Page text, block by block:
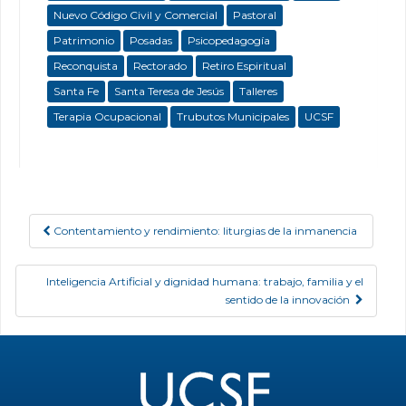
Nuevo Código Civil y Comercial
Pastoral
Patrimonio
Posadas
Psicopedagogía
Reconquista
Rectorado
Retiro Espiritual
Santa Fe
Santa Teresa de Jesús
Talleres
Terapia Ocupacional
Trubutos Municipales UCSF
Post navigation
Contentamiento y rendimiento: liturgias de la inmanencia
Inteligencia Artificial y dignidad humana: trabajo, familia y el
sentido de la innovación